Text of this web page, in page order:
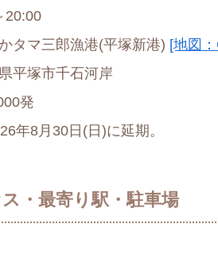
20:00
タマ三郎漁港(平塚新港) [地図
平塚市千石河岸
発
年8月30日(日)に延期。
・最寄り駅・駐車場